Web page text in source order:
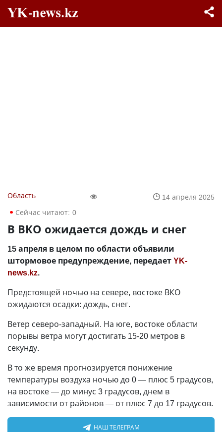
Область
14 апреля 2025
Сейчас читают: 0
В ВКО ожидается дождь и снег
15 апреля в целом по области объявили
штормовое предупреждение, передаетYK-
news.kz.
Предстоящей ночью на севере, востоке ВКО
ожидаются осадки: дождь, снег.
Ветер северо-западный. На юге, востоке области
порывы ветра могут достигать 15-20 метров в
секунду.
В то же время прогнозируется понижение
температуры воздуха ночью до 0 — плюс 5 градусов,
на востоке — до минус 3 градусов, днем в
зависимости от районов — от плюс 7 до 17 градусов.
НАШ ТЕЛЕГРАМ